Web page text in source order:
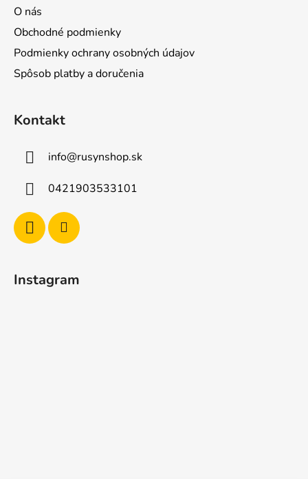
O nás
Obchodné podmienky
Podmienky ochrany osobných údajov
Spôsob platby a doručenia
Kontakt
info@rusynshop.sk
0421903533101
Instagram